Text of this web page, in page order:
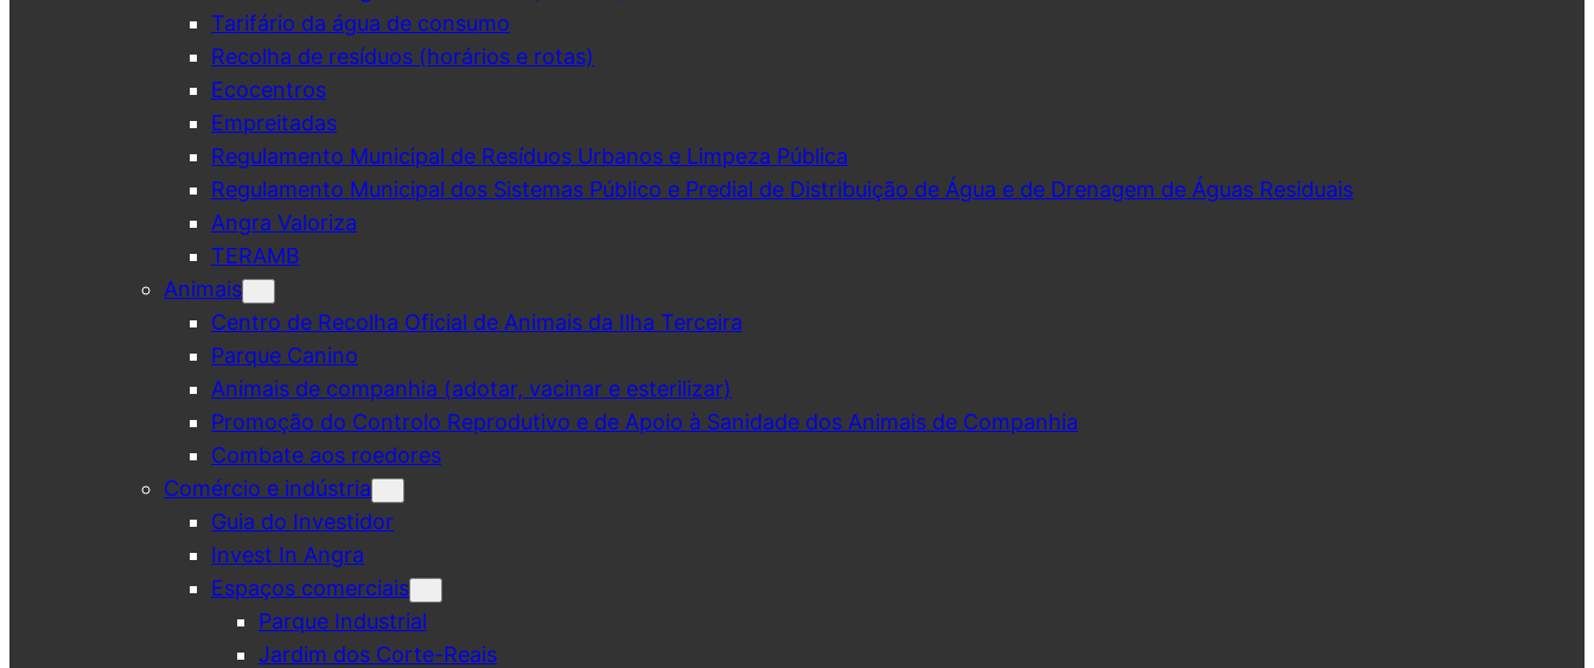
Tarifário da água de consumo
Recolha de resíduos (horários e rotas)
Ecocentros
Empreitadas
Regulamento Municipal de Resíduos Urbanos e Limpeza Pública
Regulamento Municipal dos Sistemas Público e Predial de Distribuição de Água e de Drenagem de Águas Residuais
Angra Valoriza
TERAMB
Animais
Centro de Recolha Oficial de Animais da Ilha Terceira
Parque Canino
Animais de companhia (adotar, vacinar e esterilizar)
Promoção do Controlo Reprodutivo e de Apoio à Sanidade dos Animais de Companhia
Combate aos roedores
Comércio e indústria
Guia do Investidor
Invest In Angra
Espaços comerciais
Parque Industrial
Jardim dos Corte-Reais